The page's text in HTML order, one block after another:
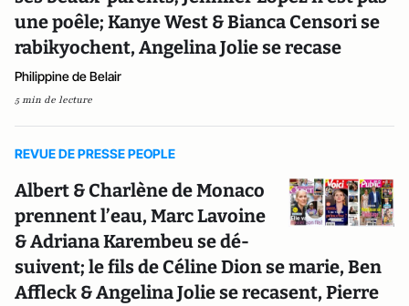
une poêle; Kanye West & Bianca Censori se
rabikyochent, Angelina Jolie se recase
Philippine de Belair
5 min de lecture
REVUE DE PRESSE PEOPLE
Albert & Charlène de Monaco
prennent l’eau, Marc Lavoine
& Adriana Karembeu se dé-
suivent; le fils de Céline Dion se marie, Ben
Affleck & Angelina Jolie se recasent, Pierre